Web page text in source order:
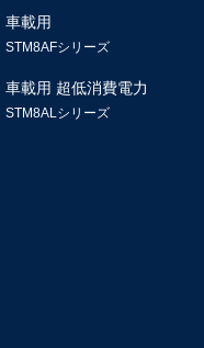
車載用
STM8AFシリーズ
車載用 超低消費電力
STM8ALシリーズ